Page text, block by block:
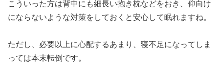
こういった方は背中にも細長い抱き枕などをおき、仰向け
にならないような対策をしておくと安心して眠れますね。
ただし、必要以上に心配するあまり、寝不足になってしま
っては本末転倒です。